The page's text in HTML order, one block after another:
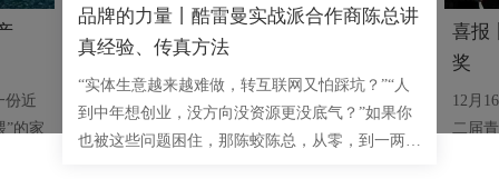
份近
”的家
品牌的力量丨酷雷曼实战派合作商陈总讲
真经验、传真方法
“实体生意越来越难做，转互联网又怕踩坑？”“人
到中年想创业，没方向没资源更没底气？”如果你
也被这些问题困住，那陈蛟陈总，从零，到一两千
喜报
奖
12月
二届